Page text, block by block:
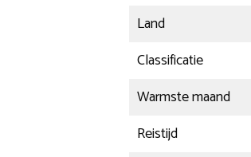
Land
Classificatie
Warmste maand
Reistijd